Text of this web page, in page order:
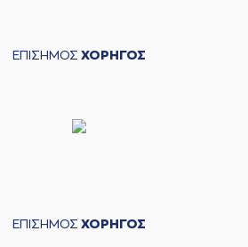
ΕΠΙΣΗΜΟΣ ΧΟΡΗΓΟΣ
ΕΠΙΣΗΜΟΣ ΧΟΡΗΓΟΣ